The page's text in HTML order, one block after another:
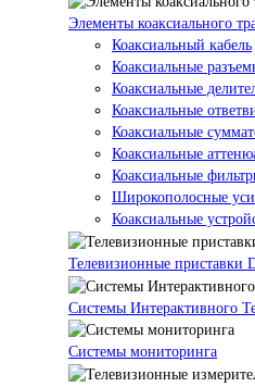
Элементы коаксиального
Коаксиальный кабель
Коаксиальные
Коаксиальные
Коаксиальные
Коаксиальные
Коаксиальные
Коаксиальные
Широкополосные
Коаксиальные
Телевизионные приставки
Системы Интерактивного
Системы мониторинга